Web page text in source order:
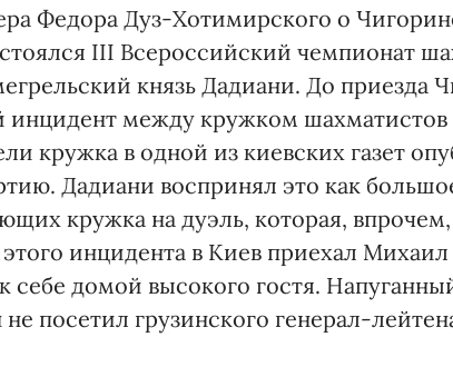
Федора Дуз-Хотимирского о
III Всероссийский чемпионат
князь Дадиани. До приезда
инцидент между кружком
кружка в одной из киевских газет
Дадиани воспринял это как
кружка на дуэль, которая,
инцидента в Киев приехал
себе домой высокого гостя.
посетил грузинского генерал-